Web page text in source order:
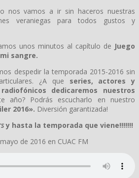
nos vamos a ir sin haceros nuestras
veraniegas para todos gustos y
unos minutos al capítulo de Juego
sangre.
despedir la temporada 2015-2016 sin
¿A que series, actores y
dedicaremos nuestros
año? Podrás escucharlo en nuestro
2016». Diversión garantizada!
y hasta la temporada que viene!!!!!!!
de 2016 en CUAC FM